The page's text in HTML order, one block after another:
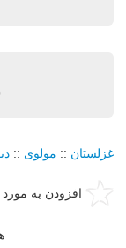
غزلستان :: مولوی ::
افزودن به مورد